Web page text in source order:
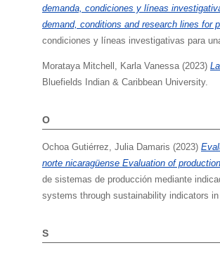
demanda, condiciones y líneas
demand, conditions and research lines for
condiciones y líneas investigativas para
Morataya Mitchell, Karla Vanessa (2023)
Bluefields Indian & Caribbean University.
O
Ochoa Gutiérrez, Julia Damaris (2023)
norte nicaragüense Evaluation of
de sistemas de producción mediante
systems through sustainability indicators
S